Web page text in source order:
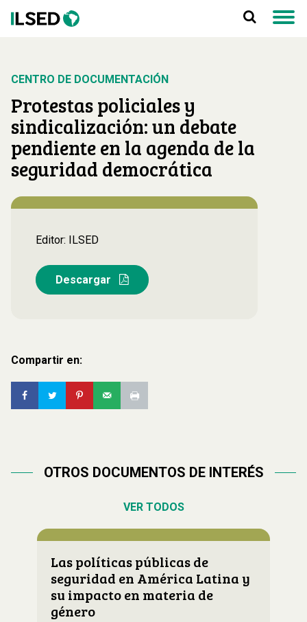
CENTRO DE DOCUMENTACIÓN
Protestas policiales y
sindicalización: un debate
pendiente en la agenda de la
seguridad democrática
Editor: ILSED
Descargar
Compartir en:
OTROS DOCUMENTOS DE INTERÉS
VER TODOS
Las políticas públicas de
seguridad en América Latina y
su impacto en materia de
género